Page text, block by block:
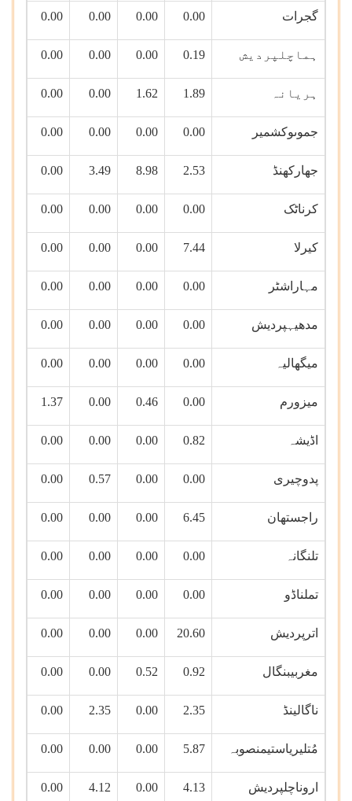
گجرات 0.00
0.00
0.00
0.00
ہماچلپردیش 0.19
0.00
0.00
0.00
ہریانہ 1.89
1.62
0.00
0.00
جموںوکشمیر 0.00
0.00
0.00
0.00
جھارکھنڈ 2.53
8.98
3.49
0.00
کرناٹک 0.00
0.00
0.00
0.00
کیرلا 7.44
0.00
0.00
0.00
مہاراشٹر 0.00
0.00
0.00
0.00
مدھیہپردیش 0.00
0.00
0.00
0.00
میگھالیہ 0.00
0.00
0.00
0.00
میزورم 0.00
0.46
0.00
1.37
اڈیشہ 0.82
0.00
0.00
0.00
پدوچیری 0.00
0.00
0.57
0.00
راجستھان 6.45
0.00
0.00
0.00
تلنگانہ 0.00
0.00
0.00
0.00
تملناڈو 0.00
0.00
0.00
0.00
اترپردیش 20.60
0.00
0.00
0.00
مغربیبنگال 0.92
0.52
0.00
0.00
ناگالینڈ 2.35
0.00
2.35
0.00
مُتلیریاستیمنصوبہ 5.87
0.00
0.00
0.00
اروناچلپردیش 4.13
0.00
4.12
0.00